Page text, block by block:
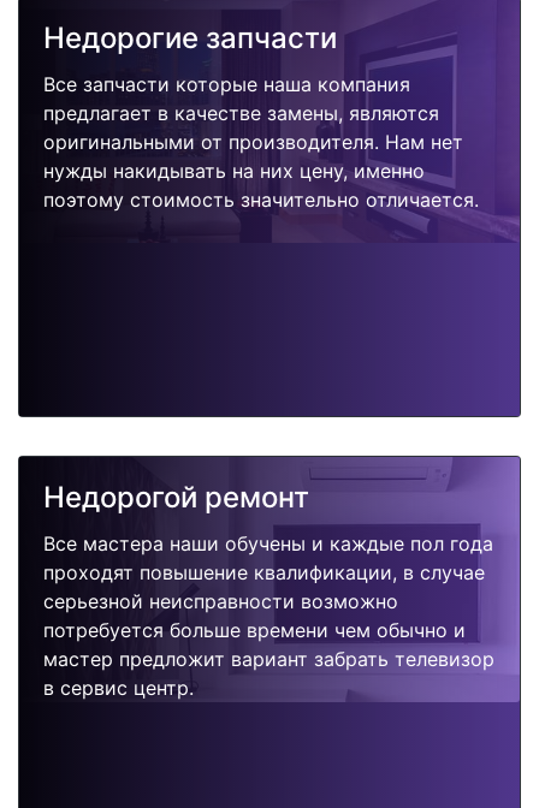
Недорогие запчасти
Все запчасти которые наша компания
предлагает в качестве замены, являются
оригинальными от производителя. Нам нет
нужды накидывать на них цену, именно
поэтому стоимость значительно отличается.
Недорогой ремонт
Все мастера наши обучены и каждые пол года
проходят повышение квалификации, в случае
серьезной неисправности возможно
потребуется больше времени чем обычно и
мастер предложит вариант забрать телевизор
в сервис центр.